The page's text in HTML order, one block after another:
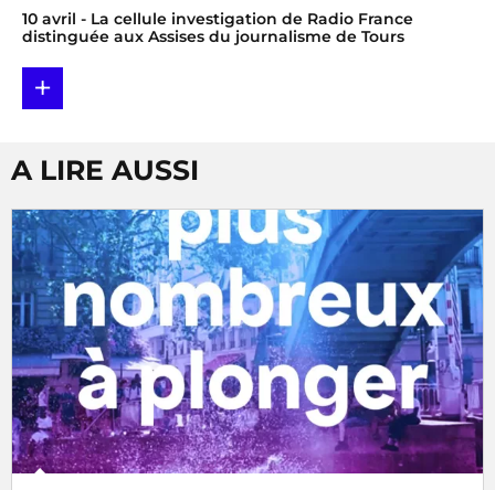
10 avril - La cellule investigation de Radio France
distinguée aux Assises du journalisme de Tours
+
A LIRE AUSSI